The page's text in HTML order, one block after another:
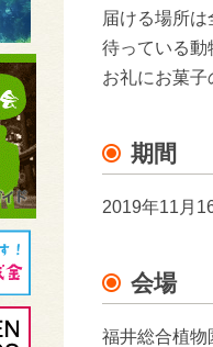
届ける場所は
待っている動
お礼にお菓子
期間
2019年11月
会場
福井総合植